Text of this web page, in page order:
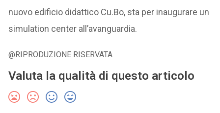
nuovo edificio didattico Cu.Bo, sta per inaugurare un
simulation center all’avanguardia.
@RIPRODUZIONE RISERVATA
Valuta la qualità di questo articolo